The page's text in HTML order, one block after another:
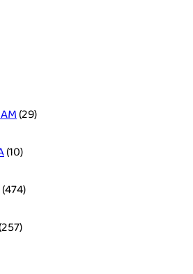
(29)
(10)
(474)
(257)